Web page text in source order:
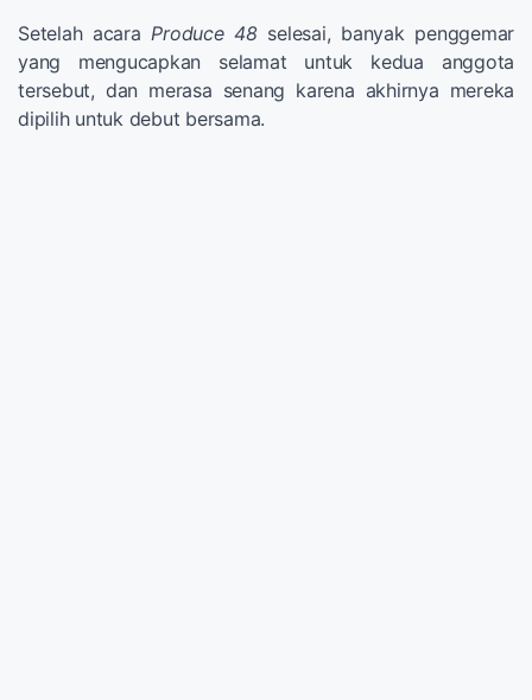
Setelah acaraProduce 48 selesai, banyak penggemar
yang mengucapkan selamat untuk kedua anggota
tersebut, dan merasa senang karena akhirnya mereka
dipilih untuk debut bersama.